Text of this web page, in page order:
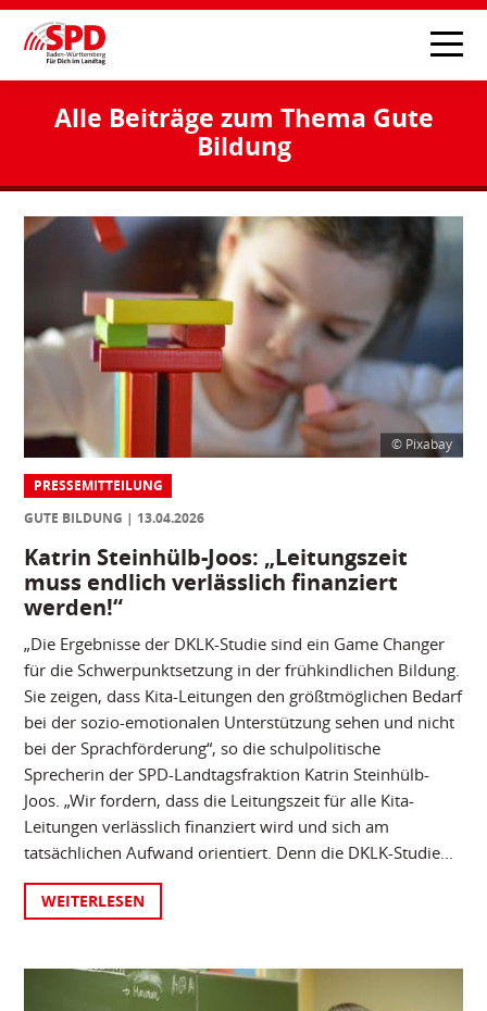
Alle Beiträge zum Thema Gute
Bildung
© Pixabay
PRESSEMITTEILUNG
GUTE BILDUNG
13.04.2026
Katrin Steinhülb-Joos: „Leitungszeit
muss endlich verlässlich finanziert
werden!“
„Die Ergebnisse der DKLK-Studie sind ein Game Changer
für die Schwerpunktsetzung in der frühkindlichen Bildung.
Sie zeigen, dass Kita-Leitungen den größtmöglichen Bedarf
bei der sozio-emotionalen Unterstützung sehen und nicht
bei der Sprachförderung“, so die schulpolitische
Sprecherin der SPD-Landtagsfraktion Katrin Steinhülb-
Joos. „Wir fordern, dass die Leitungszeit für alle Kita-
Leitungen verlässlich finanziert wird und sich am
tatsächlichen Aufwand orientiert. Denn die DKLK-Studie...
WEITERLESEN